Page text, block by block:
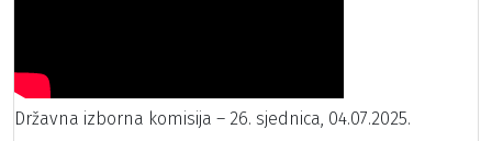
Državna izborna komisija – 26. sjednica, 04.07.2025.